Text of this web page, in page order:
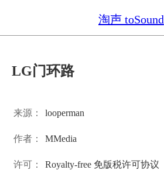
淘声 toSound
LG门环路
来源： looperman
作者： MMedia
许可： Royalty-free 免版税许可协议